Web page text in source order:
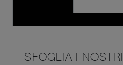
SFOGLIA I